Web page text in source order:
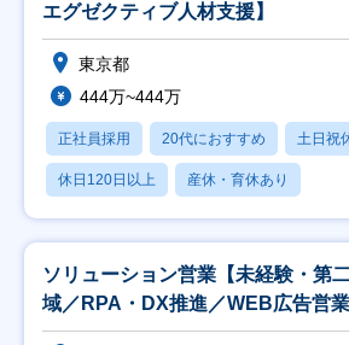
エグゼクティブ人材支援】
東京都
444万~444万
正社員採用 20代におすすめ 土日祝
休日120日以上 産休・育休あり
ソリューション営業【未経験・第
域／RPA・DX推進／WEB広告営業